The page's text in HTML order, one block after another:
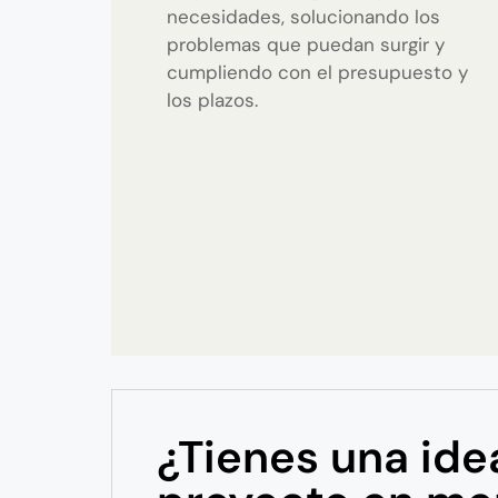
necesidades, solucionando los
problemas que puedan surgir y
cumpliendo con el presupuesto y
los plazos.
¿Tienes una